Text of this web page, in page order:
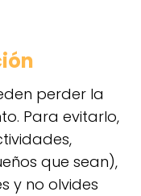
perder la
Para evitarlo,
que sean),
y no olvides